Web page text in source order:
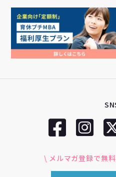
\ メルマガ登録で無